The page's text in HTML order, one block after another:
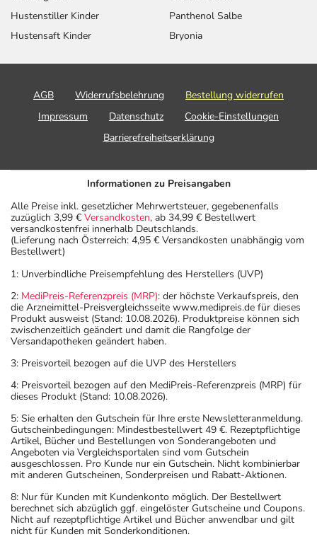
Hustenstiller Kinder
Hustensaft Kinder
Panthenol Salbe
Bryonia
AGB Widerrufsbelehrung
Bestellung widerrufen
Impressum
Datenschutz
Cookie-Einstellungen
Barrierefreiheitserklärung
Informationen zu Preisangaben
Alle Preise inkl. gesetzlicher Mehrwertsteuer, gegebenenfalls
zuzüglich 3,99 € Versandkosten, ab 34,99 € Bestellwert
versandkostenfrei innerhalb Deutschlands.
(Lieferung nach Österreich: 4,95 € Versandkosten unabhängig vom
Bestellwert)
1: Unverbindliche Preisempfehlung des Herstellers (UVP)
2: MediPreis-Referenzpreis (MRP): der höchste Verkaufspreis, den
die Arzneimittel-Preisvergleichsseite www.medipreis.de für dieses
Produkt ausweist (Stand: 10.08.2026). Produktpreise können sich
zwischenzeitlich geändert und damit die Rangfolge der
Versandapotheken geändert haben.
3: Preisvorteil bezogen auf die UVP des Herstellers
4: Preisvorteil bezogen auf den MediPreis-Referenzpreis (MRP) für
dieses Produkt (Stand: 10.08.2026).
5: Sie erhalten den Gutschein für Ihre erste Newsletteranmeldung.
Gutscheinbedingungen: Mindestbestellwert 49 €. Rezeptpflichtige
Artikel, Bücher und Bestellungen von Sonderangeboten und
Angeboten via Vergleichsportalen sind vom Gutschein
ausgeschlossen. Pro Kunde nur ein Gutschein. Nicht kombinierbar
mit anderen Gutscheinen, Sonderpreisen und Rabatt-Aktionen.
8: Nur für Kunden mit Kundenkonto möglich. Der Bestellwert
berechnet sich abzüglich ggf. eingelöster Gutscheine und Coupons.
Nicht auf rezeptpflichtige Artikel und Bücher anwendbar und gilt
nicht für Kunden mit Sonderkonditionen.